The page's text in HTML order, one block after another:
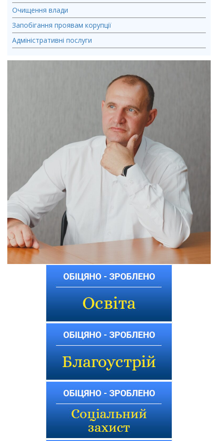
Очищення влади
Запобігання проявам корупції
Адміністративні послуги